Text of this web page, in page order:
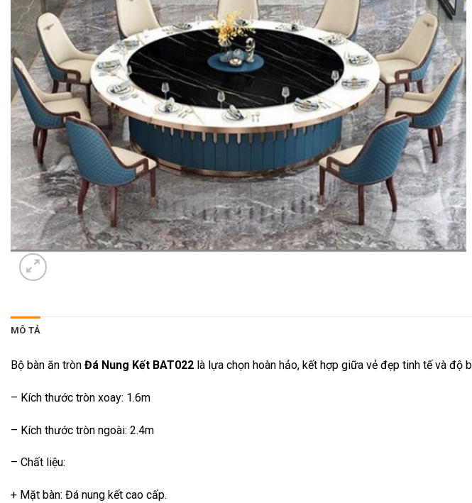
MÔ TẢ
Bộ bàn ăn tròn Đá Nung Kết BAT022 là lựa chọn hoàn hảo, kết hợp giữa vẻ đẹp tinh tế và độ
– Kích thước tròn xoay: 1.6m
– Kích thước tròn ngoài: 2.4m
– Chất liệu:
+ Mặt bàn: Đá nung kết cao cấp.